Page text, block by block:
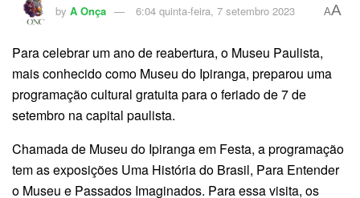
by A Onça 6:04 quinta-feira, 7 setembro 2023 AA
Para celebrar um ano de reabertura, o Museu Paulista,
mais conhecido como Museu do Ipiranga, preparou uma
programação cultural gratuita para o feriado de 7 de
setembro na capital paulista.
Chamada de Museu do Ipiranga em Festa, a programação
tem as exposições Uma História do Brasil, Para Entender
o Museu e Passados Imaginados. Para essa visita, os